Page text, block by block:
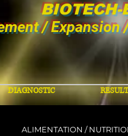
BIOTECH-
/ Expansion
DIAGNOSTIC
ALIMENTATION /